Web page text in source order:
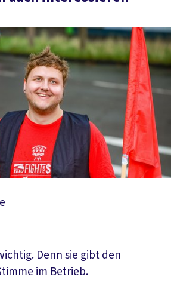
Denn sie gibt den
im Betrieb.